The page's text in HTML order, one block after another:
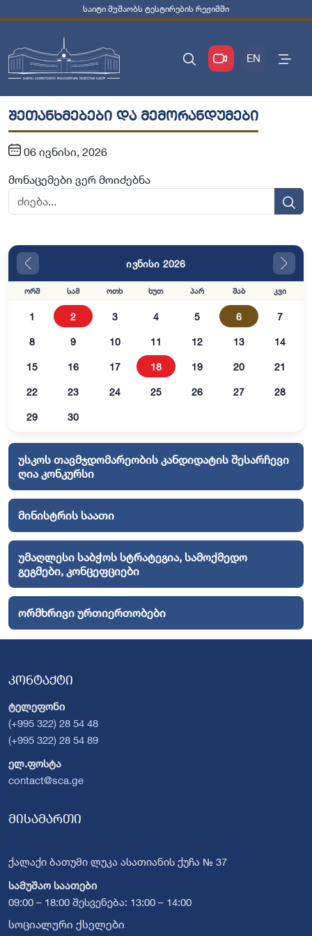
საიტი მუშაობს ტესტირების რეჟიმში
EN
შეთანხმებები და მემორანდუმები
06 ივნისი, 2026
მონაცემები ვერ მოიძებნა
ივნისი 2026
ორშ სამ ოთხ ხუთ პარ შაბ კვი
1 2 3 4 5 6 7
8 9 10 11 12 13 14
15 16 17 18 19 20 21
22 23 24 25 26 27 28
29 30
უსკოს თავმჯდომარეობის კანდიდატის შესარჩევი
ღია კონკურსი
მინისტრის საათი
უმაღლესი საბჭოს სტრატეგია, სამოქმედო
გეგმები, კონცეფციები
ორმხრივი ურთიერთობები
კონტაქტი
ტელეფონი
(+995 322) 28 54 48
(+995 322) 28 54 89
ელ.ფოსტა
contact@sca.ge
მისამართი
ქალაქი ბათუმი ლუკა ასათიანის ქუჩა № 37
სამუშაო საათები
09:00 – 18:00 შესვენება: 13:00 – 14:00
სოციალური ქსელები